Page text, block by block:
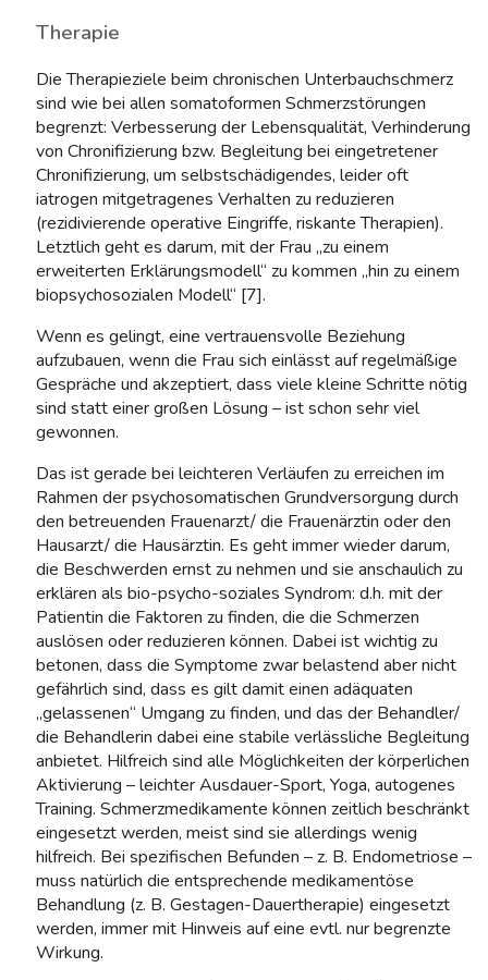
Therapie
Die Therapieziele beim chronischen Unterbauchschmerz
sind wie bei allen somatoformen Schmerzstörungen
begrenzt: Verbesserung der Lebensqualität, Verhinderung
von Chronifizierung bzw. Begleitung bei eingetretener
Chronifizierung, um selbstschädigendes, leider oft
iatrogen mitgetragenes Verhalten zu reduzieren
(rezidivierende operative Eingriffe, riskante Therapien).
Letztlich geht es darum, mit der Frau „zu einem
erweiterten Erklärungsmodell“ zu kommen „hin zu einem
biopsychosozialen Modell“ [7].
Wenn es gelingt, eine vertrauensvolle Beziehung
aufzubauen, wenn die Frau sich einlässt auf regelmäßige
Gespräche und akzeptiert, dass viele kleine Schritte nötig
sind statt einer großen Lösung – ist schon sehr viel
gewonnen.
Das ist gerade bei leichteren Verläufen zu erreichen im
Rahmen der psychosomatischen Grundversorgung durch
den betreuenden Frauenarzt/ die Frauenärztin oder den
Hausarzt/ die Hausärztin. Es geht immer wieder darum,
die Beschwerden ernst zu nehmen und sie anschaulich zu
erklären als bio-psycho-soziales Syndrom: d.h. mit der
Patientin die Faktoren zu finden, die die Schmerzen
auslösen oder reduzieren können. Dabei ist wichtig zu
betonen, dass die Symptome zwar belastend aber nicht
gefährlich sind, dass es gilt damit einen adäquaten
„gelassenen“ Umgang zu finden, und das der Behandler/
die Behandlerin dabei eine stabile verlässliche Begleitung
anbietet. Hilfreich sind alle Möglichkeiten der körperlichen
Aktivierung – leichter Ausdauer-Sport, Yoga, autogenes
Training. Schmerzmedikamente können zeitlich beschränkt
eingesetzt werden, meist sind sie allerdings wenig
hilfreich. Bei spezifischen Befunden – z. B. Endometriose –
muss natürlich die entsprechende medikamentöse
Behandlung (z. B. Gestagen-Dauertherapie) eingesetzt
werden, immer mit Hinweis auf eine evtl. nur begrenzte
Wirkung.